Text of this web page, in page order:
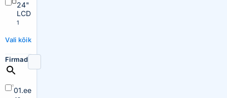
24"
LCD
1
Vali kõik
Firmad
01.ee